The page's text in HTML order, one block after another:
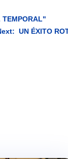
TEMPORAL"
UN ÉXITO